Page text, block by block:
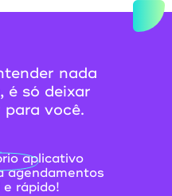
nada
é só deixar
você.
aplicativo
agendamentos
rápido!